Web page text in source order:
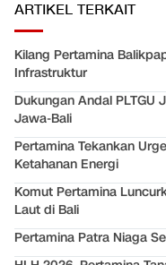
ARTIKEL TERKAIT
Kilang Pertamina
Infrastruktur
Dukungan Andal PLTGU
Jawa-Bali
Pertamina Tekankan
Ketahanan Energi
Komut Pertamina
Laut di Bali
Pertamina Patra Niaga